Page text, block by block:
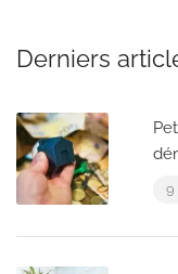
Derniers
9